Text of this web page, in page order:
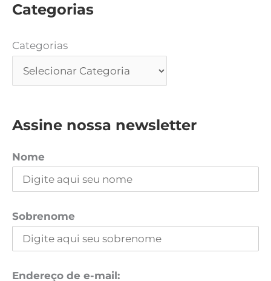
Categorias
Categorias
Assine nossa newsletter
Nome
Sobrenome
Endereço de e-mail: